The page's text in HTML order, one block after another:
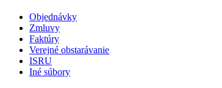
Objednávky
Zmluvy
Faktúry
Verejné obstarávanie
ISRU
Iné súbory